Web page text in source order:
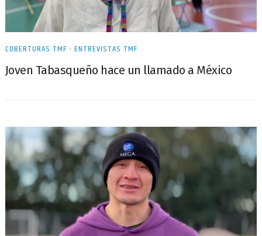
COBERTURAS TMF • ENTREVISTAS TMF
Joven Tabasqueño hace un llamado a México